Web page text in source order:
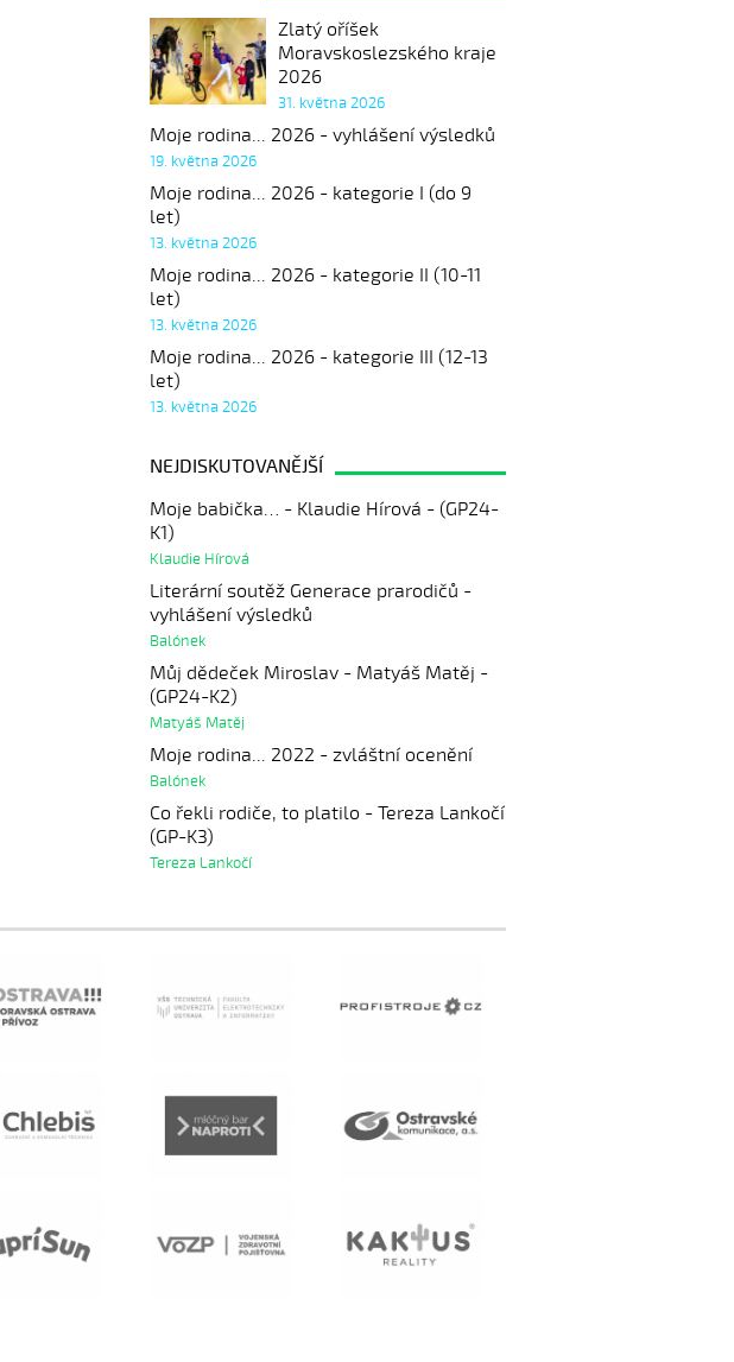
Zlatý oříšek
Moravskoslezského kraje
2026
31. května 2026
Moje rodina... 2026 - vyhlášení výsledků
19. května 2026
Moje rodina... 2026 - kategorie I (do 9
let)
13. května 2026
Moje rodina... 2026 - kategorie II (10-11
let)
13. května 2026
Moje rodina... 2026 - kategorie III (12-13
let)
13. května 2026
NEJDISKUTOVANĚJŠÍ
Moje babička… - Klaudie Hírová - (GP24-
K1)
Klaudie Hírová
Literární soutěž Generace prarodičů -
vyhlášení výsledků
Balónek
Můj dědeček Miroslav - Matyáš Matěj -
(GP24-K2)
Matyáš Matěj
Moje rodina... 2022 - zvláštní ocenění
Balónek
Co řekli rodiče, to platilo - Tereza Lankočí
(GP-K3)
Tereza Lankočí